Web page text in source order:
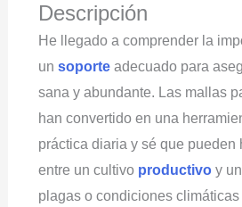
Descripción
He llegado a comprender la
un soporteadecuado para
sana y abundante. Las mallas
han convertido en una
práctica diaria y sé que pueden
entre un cultivo productivoy
plagas o condiciones